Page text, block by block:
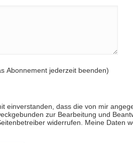
Abonnement jederzeit beenden)
einverstanden, dass die von mir
zur Bearbeitung und
widerrufen. Meine Daten